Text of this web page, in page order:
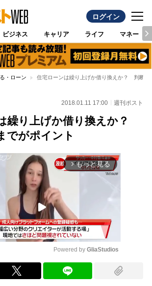
ログイン
ビジネス キャリア ライフ マネー
・ローン 住宅ローンは繰り上げか借り換えか？ 判断は
2018.01.11 17:00 週刊ポスト
繰り上げか借り換えか？
でがポイント
arrow_forward_ios もっと見る
Powered by GliaStudios